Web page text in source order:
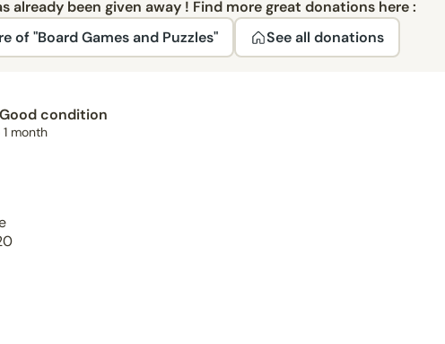
already been given away ! Find more great donations here :
of "Board Games and Puzzles"
See all donations
Good condition
1 month